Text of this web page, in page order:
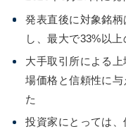
発表直後に対象銘
し、最大で33%以
大手取引所による
場価格と信頼性に
た
投資家にとっては